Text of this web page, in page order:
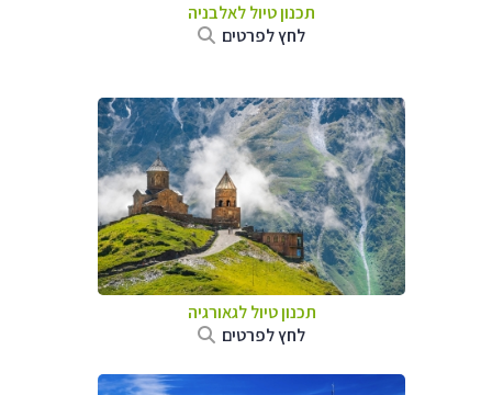
תכנון טיול לאלבניה
לחץ לפרטים
תכנון טיול לגאורגיה
לחץ לפרטים